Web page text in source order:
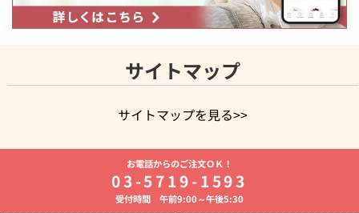
サイトマップ
サイトマップを見る>>
よく贈られる花
お祝いの花特集
誕生日フラワーギフト特集
8月の誕生花(トルコキキョウ)
開店・開業祝い
お供え・お悔やみ お供え・お悔やみの花
通夜・葬儀に贈る花 胡蝶蘭・花鉢
お電話からのご注文ＯＫ！
03-5719-1593
受付時間 午前9:00～午後5:30